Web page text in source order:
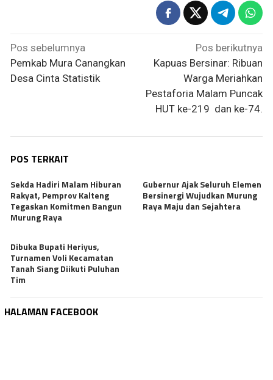
Navigasi
pos
Pos sebelumnya
Pemkab Mura Canangkan
Desa Cinta Statistik
Pos berikutnya
Kapuas Bersinar: Ribuan
Warga Meriahkan
Pestaforia Malam Puncak
HUT ke-219 dan ke-74.
POS TERKAIT
Sekda Hadiri Malam Hiburan
Rakyat, Pemprov Kalteng
Tegaskan Komitmen Bangun
Murung Raya
Gubernur Ajak Seluruh Elemen
Bersinergi Wujudkan Murung
Raya Maju dan Sejahtera
Dibuka Bupati Heriyus,
Turnamen Voli Kecamatan
Tanah Siang Diikuti Puluhan
Tim
HALAMAN FACEBOOK